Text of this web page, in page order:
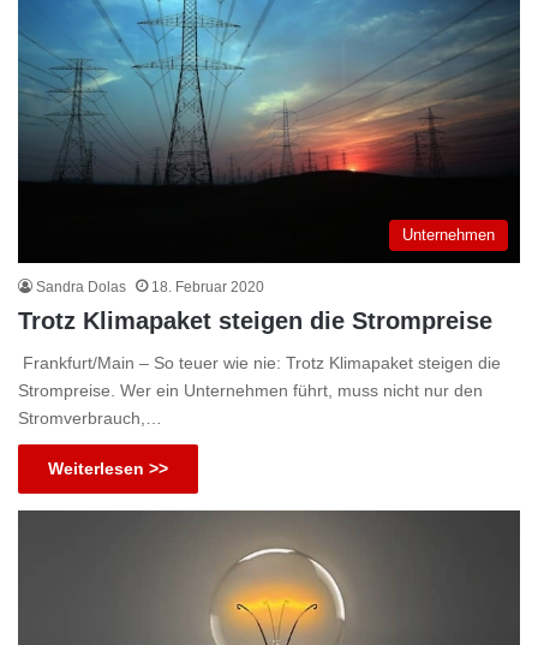
Unternehmen
Sandra Dolas 18. Februar 2020
Trotz Klimapaket steigen die Strompreise
Frankfurt/Main – So teuer wie nie: Trotz Klimapaket steigen die
Strompreise. Wer ein Unternehmen führt, muss nicht nur den
Stromverbrauch,…
Weiterlesen >>